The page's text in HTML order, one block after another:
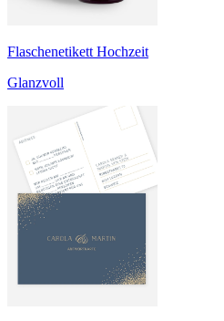
Flaschenetikett Hochzeit
Glanzvoll